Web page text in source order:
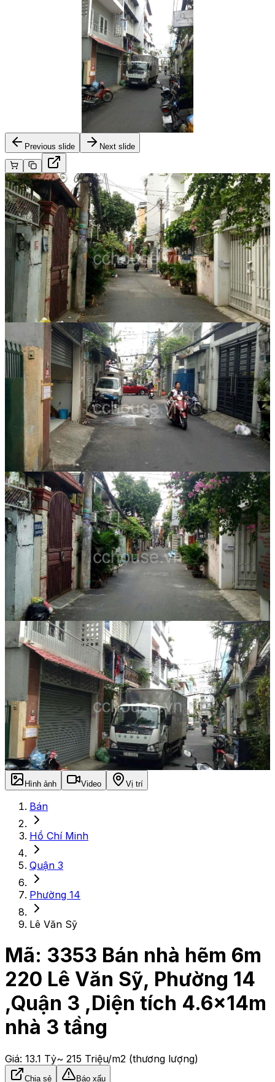
Previous slide Next slide
Hình ảnh Video Vị trí
Bán
Hồ Chí Minh
Quận 3
Phường 14
Lê Văn Sỹ
Mã: 3353 Bán nhà hẽm 6m
220 Lê Văn Sỹ, Phường 14
,Quận 3 ,Diện tích 4.6x14m
nhà 3 tầng
Giá: 13.1 Tỷ~ 215 Triệu/m2 (thương lượng)
Chia sẻ Báo xấu